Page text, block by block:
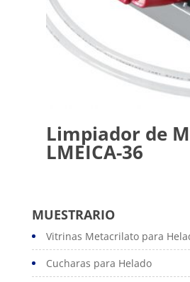
Limpiador de
LMEICA-36
MUESTRARIO
Vitrinas Metacrilato para
Cucharas para Helado